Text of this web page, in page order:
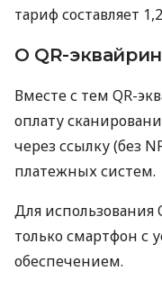
тариф составляет
О QR-
Вместе с тем QR-
оплату
через ссылку (без
платежных систем.
Для использования
только смартфон
обеспечением.